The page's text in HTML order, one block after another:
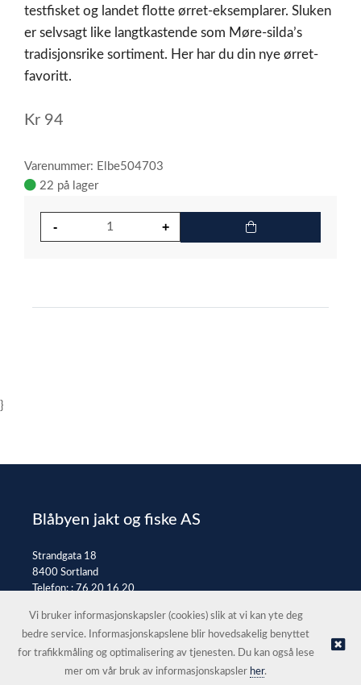
testfisket og landet flotte ørret-eksemplarer. Sluken
er selvsagt like langtkastende som Møre-silda’s
tradisjonsrike sortiment. Her har du din nye ørret-
favoritt.
Kr 94
Varenummer: Elbe504703
22 på lager
}
Blåbyen jakt og fiske AS
Strandgata 18
8400 Sortland
Telefon: :76 20 16 20
© Blåbyen jakt og fiske AS |Nettbutikk levert av Kréatif
Vi bruker informasjonskapsler (cookies) slik at vi kan yte deg
bedre service. Informasjonskapslene blir hovedsakelig benyttet
for trafikkmåling og optimalisering av tjenesten. Du kan også lese
mer om vår bruk av informasjonskapsler her.